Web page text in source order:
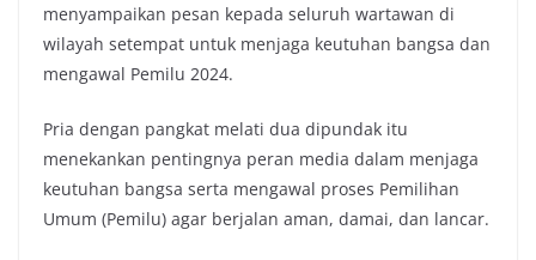
menyampaikan pesan kepada seluruh wartawan di
wilayah setempat untuk menjaga keutuhan bangsa dan
mengawal Pemilu 2024.
Pria dengan pangkat melati dua dipundak itu
menekankan pentingnya peran media dalam menjaga
keutuhan bangsa serta mengawal proses Pemilihan
Umum (Pemilu) agar berjalan aman, damai, dan lancar.